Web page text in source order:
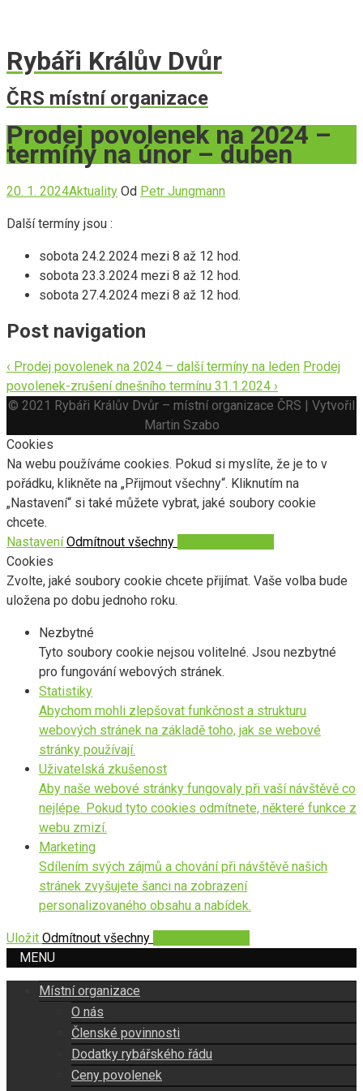
Rybáři Králův Dvůr
ČRS místní organizace
Prodej povolenek na 2024 –
termíny na únor – duben
20. 1. 2024Aktuality Od Petr Jungmann
Další termíny jsou :
sobota 24.2.2024 mezi 8 až 12 hod.
sobota 23.3.2024 mezi 8 až 12 hod.
sobota 27.4.2024 mezi 8 až 12 hod.
Post navigation
‹ Prodej povolenek na 2024 – další termíny na leden Prodej
povolenek-zrušení dnešního termínu 31.1.2024 ›
© 2021 Rybáři Králův Dvůr – místní organizace ČRS | Vytvořil
Martin Szabo
Cookies
Na webu používáme cookies. Pokud si myslíte, že je to v
pořádku, klikněte na „Přijmout všechny“. Kliknutím na
„Nastavení“ si také můžete vybrat, jaké soubory cookie
chcete.
NastaveníOdmítnout všechny
Cookies
Zvolte, jaké soubory cookie chcete přijímat. Vaše volba bude
uložena po dobu jednoho roku.
Nezbytné
Tyto soubory cookie nejsou volitelné. Jsou nezbytné
pro fungování webových stránek.
Statistiky
Abychom mohli zlepšovat funkčnost a strukturu
webových stránek na základě toho, jak se webové
stránky používají.
Uživatelská zkušenost
Aby naše webové stránky fungovaly při vaší návštěvě co
nejlépe. Pokud tyto cookies odmítnete, některé funkce z
webu zmizí.
Marketing
Sdílením svých zájmů a chování při návštěvě našich
stránek zvyšujete šanci na zobrazení
personalizovaného obsahu a nabídek.
Uložit Odmítnout všechny
MENU
Místní organizace
O nás
Členské povinnosti
Dodatky rybářského řádu
Ceny povolenek